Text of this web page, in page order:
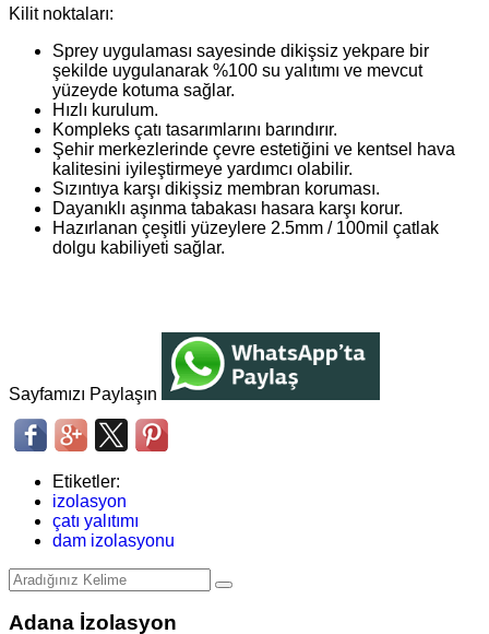
Kilit noktaları:
Sprey uygulaması sayesinde dikişsiz yekpare bir
şekilde uygulanarak %100 su yalıtımı ve mevcut
yüzeyde kotuma sağlar.
Hızlı kurulum.
Kompleks çatı tasarımlarını barındırır.
Şehir merkezlerinde çevre estetiğini ve kentsel hava
kalitesini iyileştirmeye yardımcı olabilir.
Sızıntıya karşı dikişsiz membran koruması.
Dayanıklı aşınma tabakası hasara karşı korur.
Hazırlanan çeşitli yüzeylere 2.5mm / 100mil çatlak
dolgu kabiliyeti sağlar.
Sayfamızı Paylaşın
Etiketler:
izolasyon
çatı yalıtımı
dam izolasyonu
Adana İzolasyon